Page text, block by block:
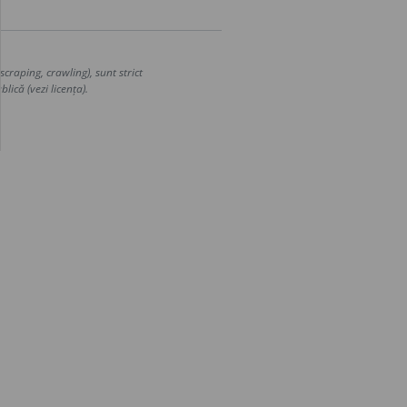
crawling), sunt strict
(vezi licența).